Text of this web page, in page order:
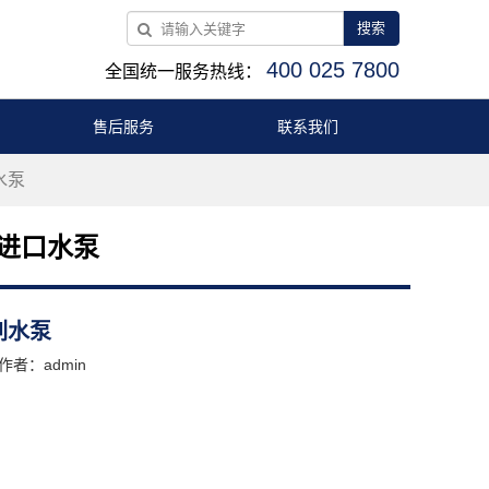
搜索
全国统一服务热线： 400 025 7800
售后服务 联系我们
泵
口水泵
水泵
者：admin